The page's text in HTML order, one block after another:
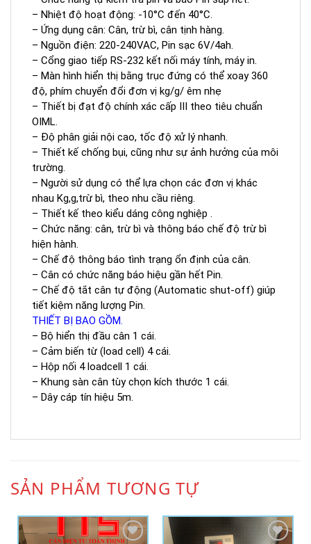
– Nhiệt độ hoạt động: -10°C đến 40°C.
– Ứng dụng cân: Cân, trừ bì, cân tịnh hàng.
– Nguồn điện: 220-240VAC, Pin sạc 6V/4ah.
– Cổng giao tiếp RS-232 kết nối máy tính, máy in.
– Màn hình hiển thị bằng trục đứng có thể xoay 360
độ, phím chuyển đổi đơn vị kg/g/ êm nhẹ
– Thiết bị đạt độ chính xác cấp III theo tiêu chuẩn
OIML.
– Độ phân giải nội cao, tốc độ xử lý nhanh.
– Thiết kế chống bụi, cũng như sự ảnh hưởng của môi
trường.
– Người sử dụng có thể lựa chọn các đơn vị khác
nhau Kg,g,trừ bì, theo nhu cầu riêng.
– Thiết kế theo kiểu dáng công nghiệp .
– Chức năng: cân, trừ bì và thông báo chế độ trừ bì
hiện hành.
– Chế độ thông báo tình trạng ổn định của cân.
– Cân có chức năng báo hiệu gần hết Pin.
– Chế độ tắt cân tự động (Automatic shut-off) giúp
tiết kiệm năng lượng Pin.
THIẾT BỊ BAO GỒM.
– Bộ hiển thị đầu cân 1 cái.
– Cảm biến từ (load cell) 4 cái.
– Hộp nối 4 loadcell 1 cái.
– Khung sàn cân tùy chọn kích thước 1 cái.
– Dây cáp tín hiệu 5m.
SẢN PHẨM TƯƠNG TỰ